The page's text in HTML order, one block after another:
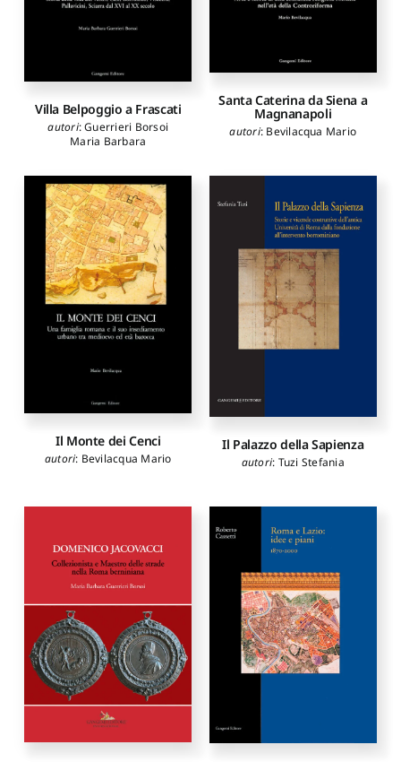
Villa Belpoggio a Frascati
autori:Guerrieri Borsoi
Maria Barbara
Santa Caterina da Siena a
Magnanapoli
autori: Bevilacqua Mario
Il Monte dei Cenci
autori: Bevilacqua Mario
Il Palazzo della Sapienza
autori: Tuzi Stefania